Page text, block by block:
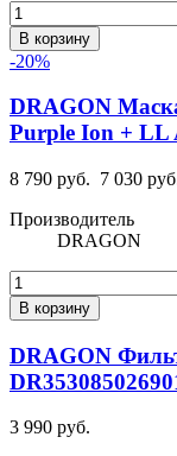
В корзину
-20%
DRAGON
Purple Ion + LL
8 790 руб. 7 030
Производитель
DRAGON
В корзину
DRAGON
3 990 руб.